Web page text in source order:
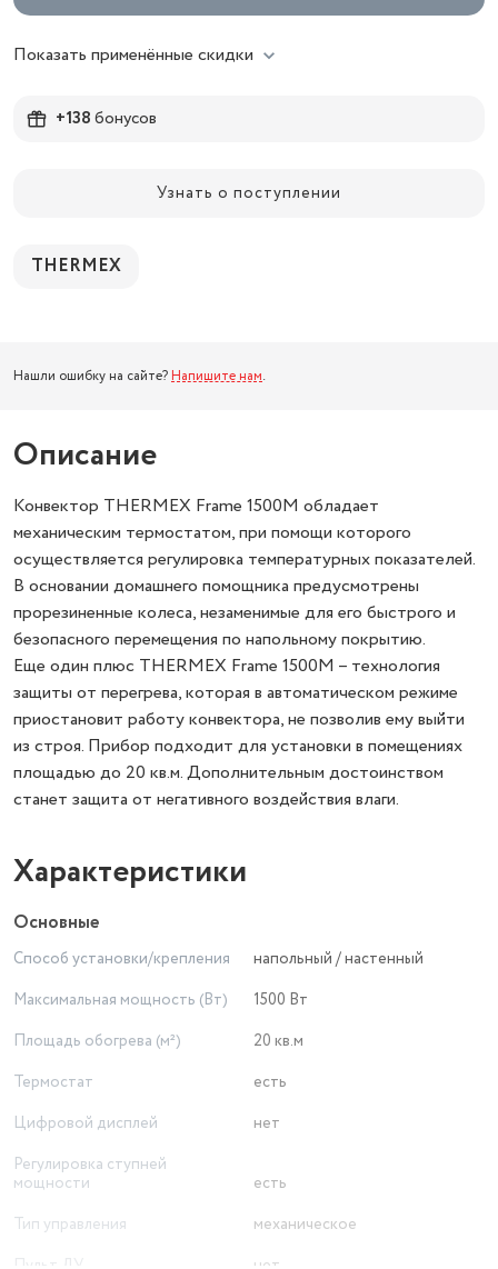
Показать применённые скидки
+138бонусов
Узнать о поступлении
THERMEX
Нашли ошибку на сайте? Напишите нам.
Описание
Конвектор THERMEX Frame 1500M обладает
механическим термостатом, при помощи которого
осуществляется регулировка температурных показателей.
В основании домашнего помощника предусмотрены
прорезиненные колеса, незаменимые для его быстрого и
безопасного перемещения по напольному покрытию.
Еще один плюс THERMEX Frame 1500M – технология
защиты от перегрева, которая в автоматическом режиме
приостановит работу конвектора, не позволив ему выйти
из строя. Прибор подходит для установки в помещениях
площадью до 20 кв.м. Дополнительным достоинством
станет защита от негативного воздействия влаги.
Характеристики
Основные
Способ установки/крепления
напольный / настенный
Максимальная мощность (Вт)
1500 Вт
Площадь обогрева (м²)
20 кв.м
Термостат
есть
Цифровой дисплей
нет
Регулировка ступней
мощности
есть
Тип управления
механическое